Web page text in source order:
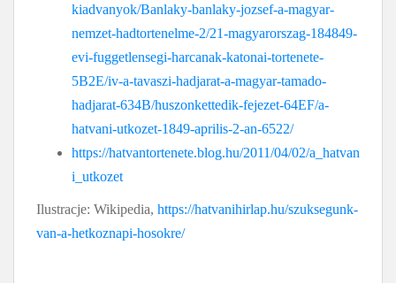
kiadvanyok/Banlaky-banlaky-jozsef-a-magyar-
nemzet-hadtortenelme-2/21-magyarorszag-184849-
evi-fuggetlensegi-harcanak-katonai-tortenete-
5B2E/iv-a-tavaszi-hadjarat-a-magyar-tamado-
hadjarat-634B/huszonkettedik-fejezet-64EF/a-
hatvani-utkozet-1849-aprilis-2-an-6522/
https://hatvantortenete.blog.hu/2011/04/02/a_hatvan
i_utkozet
Ilustracje: Wikipedia, https://hatvanihirlap.hu/szuksegunk-
van-a-hetkoznapi-hosokre/